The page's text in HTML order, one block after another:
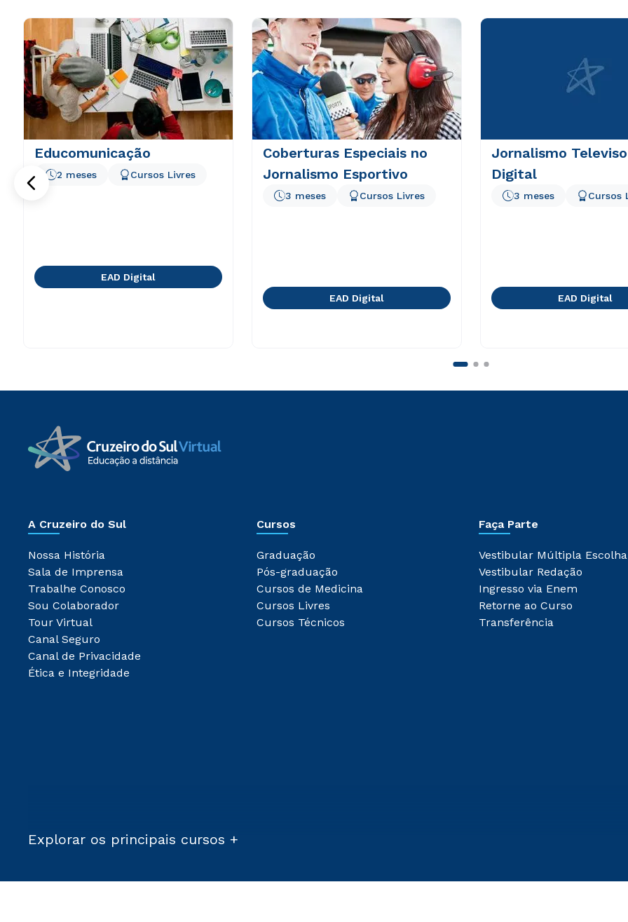
Educomunicação
2 meses Cursos Livres
EAD Digital
Coberturas Especiais no
Jornalismo Esportivo
3 meses Cursos Livres
EAD Digital
Jornalismo
Digital
3 meses Cursos
EAD Digital
A Cruzeiro do Sul
Nossa História
Sala de Imprensa
Trabalhe Conosco
Sou Colaborador
Tour Virtual
Canal Seguro
Canal de Privacidade
Ética e Integridade
Cursos
Graduação
Pós-graduação
Cursos de Medicina
Cursos Livres
Cursos Técnicos
Faça Parte
Vestibular Múltipla Escolha
Vestibular Redação
Ingresso via Enem
Retorne ao Curso
Transferência
Explorar os principais cursos +